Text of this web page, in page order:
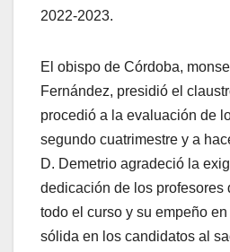
2022-2023.
El obispo de Córdoba,
Fernández, presidió el
procedió a la evaluación de
segundo cuatrimestre y a
D. Demetrio agradeció la
dedicación de los profesores
todo el curso y su empeño
sólida en los candidatos al